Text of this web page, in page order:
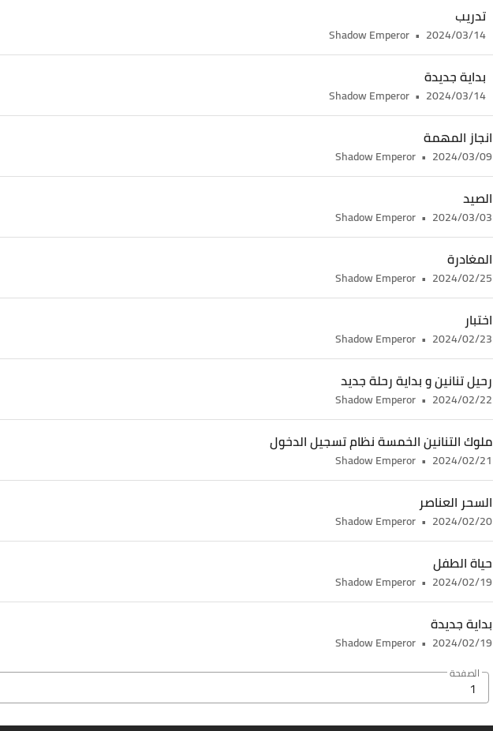
تدريب
2024/03/14
•
Shadow Emperor
بداية جديدة
2024/03/14
•
Shadow Emperor
انجاز المهمة
2024/03/09
•
Shadow Emperor
الصيد
2024/03/03
•
Shadow Emperor
المغادرة
2024/02/25
•
Shadow Emperor
اختبار
2024/02/23
•
Shadow Emperor
رحيل تنانين و بداية رحلة جديد
2024/02/22
•
Shadow Emperor
ملوك التنانين الخمسة نظام تسجيل الدخول
2024/02/21
•
Shadow Emperor
السحر العناصر
2024/02/20
•
Shadow Emperor
حياة الطفل
2024/02/19
•
Shadow Emperor
بداية جديدة
2024/02/19
•
Shadow Emperor
الصفحة
1